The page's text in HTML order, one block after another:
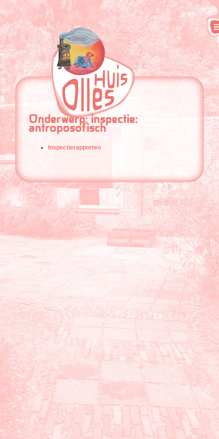
Onderwerp: inspectie:
antroposofisch
Inspectierapporten